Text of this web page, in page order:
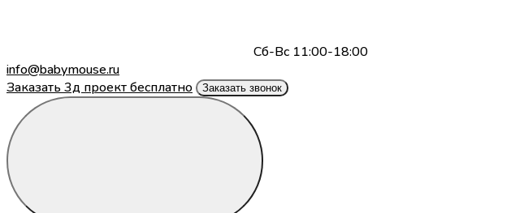
Сб-Вс 11:00-18:00
info@babymouse.ru
Заказать 3д проект бесплатно
Заказать звонок